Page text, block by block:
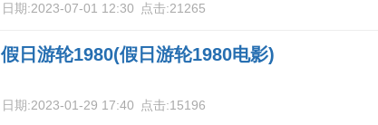
日期:2023-07-01 12:30 点击:21265
假日游轮1980(假日游轮1980电影)
日期:2023-01-29 17:40 点击:15196